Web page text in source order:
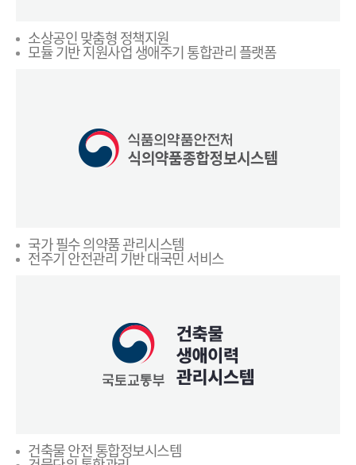
소상공인 맞춤형 정책지원
모듈 기반 지원사업 생애주기 통합관리 플랫폼
국가 필수 의약품 관리시스템
전주기 안전관리 기반 대국민 서비스
건축물 안전 통합정보시스템